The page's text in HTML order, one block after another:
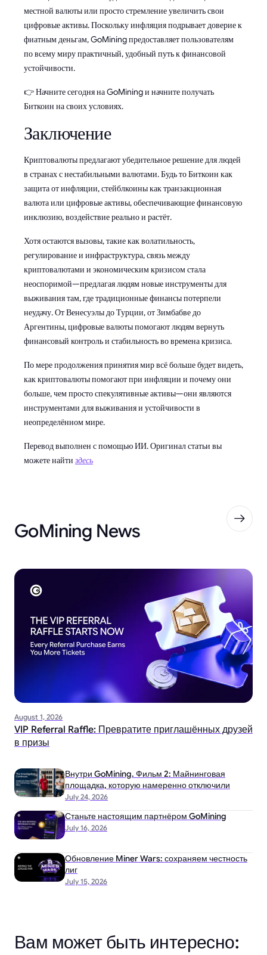
местной валюты или просто стремление увеличить свои
цифровые активы. Поскольку инфляция подрывает доверие к
фиатным деньгам, GoMining предоставляет пользователям
по всему миру практичный, удобный путь к финансовой
устойчивости.
👉 Начните сегодня на GoMining и начните получать
Биткоин на своих условиях.
Заключение
Криптовалюты предлагают убедительное решение для людей
в странах с нестабильными валютами. Будь то Биткоин как
защита от инфляции, стейблкоины как транзакционная
валюта или цифровые активы, обеспечивающие финансовую
инклюзию, воздействие реально и растёт.
Хотя остаются вызовы, такие как волатильность,
регулирование и инфраструктура, связь между
криптовалютами и экономическим кризисом стала
неоспоримой—предлагая людям новые инструменты для
выживания там, где традиционные финансы потерпели
неудачу. От Венесуэлы до Турции, от Зимбабве до
Аргентины, цифровые валюты помогают людям вернуть
финансовый контроль и стабильность во времена кризиса.
По мере продолжения принятия мир всё больше будет видеть,
как криптовалюты помогают при инфляции и почему они
больше, чем просто спекулятивные активы—они являются
инструментами для выживания и устойчивости в
неопределённом мире.
Перевод выполнен с помощью ИИ. Оригинал статьи вы
можете найти здесь
GoMining News
August 1, 2026
VIP Referral Raffle: Превратите приглашённых друзей
в призы
July 24, 2026
Внутри GoMining. Фильм 2: Майнинговая
площадка, которую намеренно отключили
July 16, 2026
Станьте настоящим партнёром GoMining
July 15, 2026
Обновление Miner Wars: сохраняем честность
лиг
Вам может быть интересно: